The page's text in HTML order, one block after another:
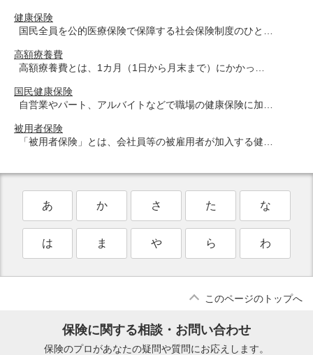
健康保険
国民全員を公的医療保険で保障する社会保険制度のひと…
高額療養費
高額療養費とは、1カ月（1日から月末まで）にかかっ…
国民健康保険
自営業やパート、アルバイトなどで職場の健康保険に加…
被用者保険
「被用者保険」とは、会社員等の被雇用者が加入する健…
あ か さ た な
は ま や ら わ
このページのトップへ
保険に関する相談・お問い合わせ
保険のプロがあなたの疑問や質問にお応えします。